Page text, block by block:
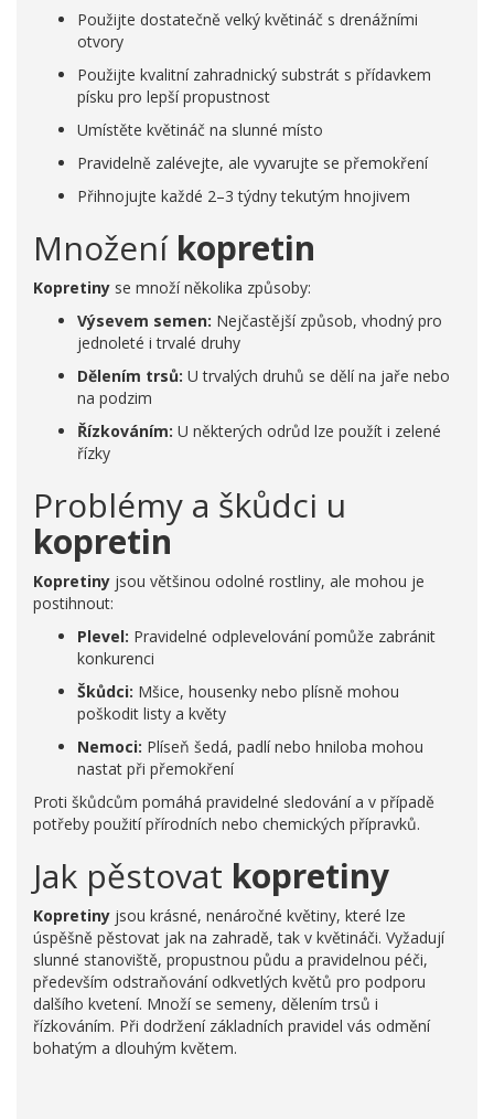
Použijte dostatečně velký květináč s drenážními
otvory
Použijte kvalitní zahradnický substrát s přídavkem
písku pro lepší propustnost
Umístěte květináč na slunné místo
Pravidelně zalévejte, ale vyvarujte se přemokření
Přihnojujte každé 2–3 týdny tekutým hnojivem
Množení kopretin
Kopretiny se množí několika způsoby:
Výsevem semen: Nejčastější způsob, vhodný pro
jednoleté i trvalé druhy
Dělením trsů: U trvalých druhů se dělí na jaře nebo
na podzim
Řízkováním: U některých odrůd lze použít i zelené
řízky
Problémy a škůdci u
kopretin
Kopretiny jsou většinou odolné rostliny, ale mohou je
postihnout:
Plevel: Pravidelné odplevelování pomůže zabránit
konkurenci
Škůdci: Mšice, housenky nebo plísně mohou
poškodit listy a květy
Nemoci: Plíseň šedá, padlí nebo hniloba mohou
nastat při přemokření
Proti škůdcům pomáhá pravidelné sledování a v případě
potřeby použití přírodních nebo chemických přípravků.
Jak pěstovat kopretiny
Kopretiny jsou krásné, nenáročné květiny, které lze
úspěšně pěstovat jak na zahradě, tak v květináči. Vyžadují
slunné stanoviště, propustnou půdu a pravidelnou péči,
především odstraňování odkvetlých květů pro podporu
dalšího kvetení. Množí se semeny, dělením trsů i
řízkováním. Při dodržení základních pravidel vás odmění
bohatým a dlouhým květem.